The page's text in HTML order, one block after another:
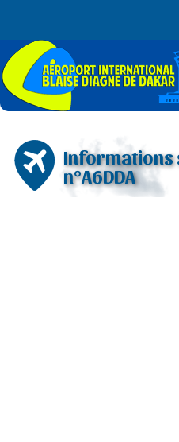
Informations
n°A6DDA